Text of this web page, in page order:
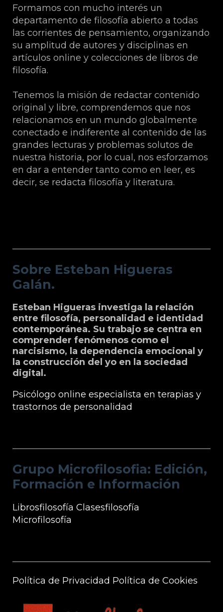
Formamos con mucho interés un
departamento de filosofía abierto a todas
las corrientes de pensamiento, organizando
su amplitud de autores y disciplinas en
artículos online y colecciones de libros de
filosofía.
Tenemos la misión de redactar contenido
original y libre, comprendemos que nos
relacionamos en un mundo globalmente
conectado e indiferente al contenido de las
grandes lecturas y problemas solutos de
nuestra historia, por lo cual, nos esforzamos
en dar a entender tanto como en leer, es
decir, se redacta filosofía y literatura.
Sobre Esteban Higueras
Galán.
Esteban Higueras investiga la relación
entre filosofía, personalidad e identidad
contemporánea. Su trabajo se centra en
comprender fenómenos como el
narcisismo, la dependencia emocional y
la construcción del yo en la sociedad
digital.
Psicólogo online especialista en terapias y
trastornos de personalidad
Grupo Microfilosofia: Edición,
Formación e Información
Librosfilosofía Clasesfilosofía
Microfilosofía
Política de Privacidad Política de Cookies